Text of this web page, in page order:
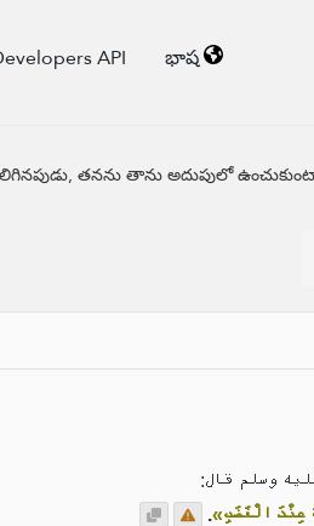
API భాష
తనను తాను అదుపులో
وسلم قال:
عِنْدَ الْغَضَبِ».